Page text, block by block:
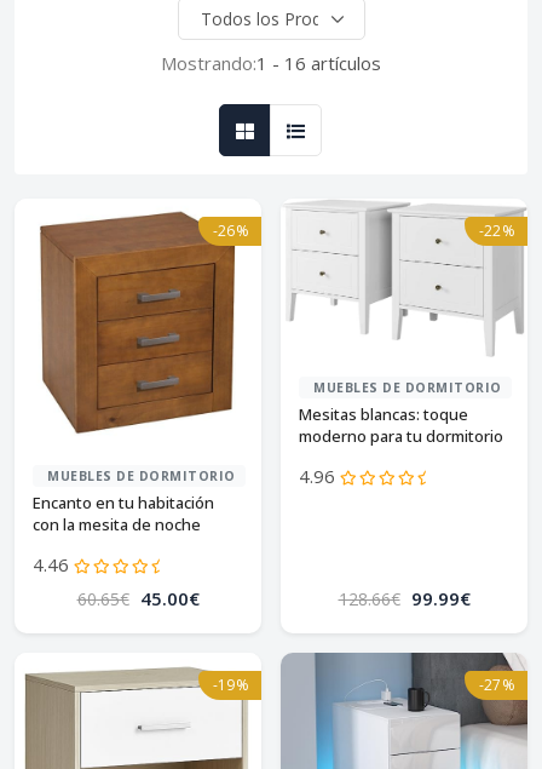
Mostrando:1 - 16 artículos
-26%
MUEBLES DE DORMITORIO
Encanto en tu habitación
con la mesita de noche
4.46
60.65€ 45.00€
-22%
MUEBLES DE DORMITORIO
Mesitas blancas: toque
moderno para tu dormitorio
4.96
128.66€ 99.99€
-19% -27%